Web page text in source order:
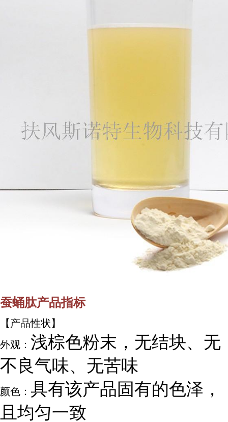
蚕蛹肽产品指标
【产品性状】
外观： 浅棕色粉末，无结块、无
不良气味、无苦味
颜色： 具有该产品固有的色泽，
且均匀一致